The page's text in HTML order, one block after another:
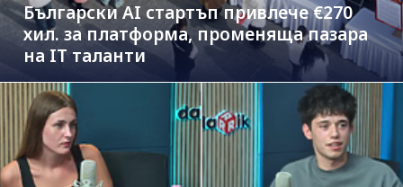
Български AI стартъп привлече €270
хил. за платформа, променяща пазара
на IT таланти